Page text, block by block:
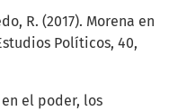
R. (2017). Morena en
Políticos, 40,
en el poder, los